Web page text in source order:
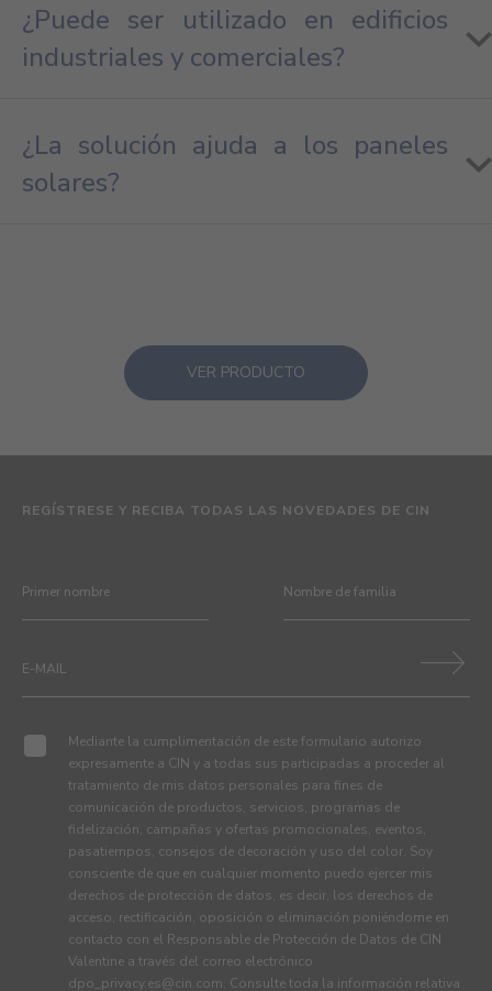
¿Puede ser utilizado en edificios
industriales y comerciales?
¿La solución ajuda a los paneles
solares?
VER PRODUCTO
REGÍSTRESE Y RECIBA TODAS LAS NOVEDADES DE CIN
Mediante la cumplimentación de este formulario autorizo
expresamente a CIN y a todas sus participadas a proceder al
tratamiento de mis datos personales para fines de
comunicación de productos, servicios, programas de
fidelización, campañas y ofertas promocionales, eventos,
pasatiempos, consejos de decoración y uso del color. Soy
consciente de que en cualquier momento puedo ejercer mis
derechos de protección de datos, es decir, los derechos de
acceso, rectificación, oposición o eliminación poniéndome en
contacto con el Responsable de Protección de Datos de CIN
Valentine a través del correo electrónico
dpo_privacy.es@cin.com. Consulte toda la información relativa